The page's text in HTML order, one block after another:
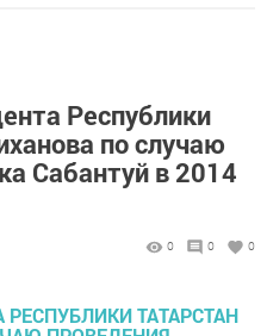
Республики
по случаю
Сабантуй в 2014
0 0 0